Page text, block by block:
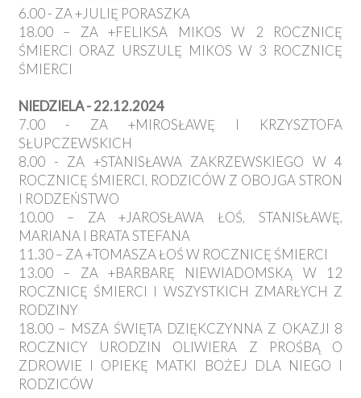
6.00 - ZA +JULIĘ PORASZKA
18.00 – ZA +FELIKSA MIKOS W 2 ROCZNICĘ
ŚMIERCI ORAZ URSZULĘ MIKOS W 3 ROCZNICĘ
ŚMIERCI
NIEDZIELA - 22.12.2024
7.00 - ZA +MIROSŁAWĘ I KRZYSZTOFA
SŁUPCZEWSKICH
8.00 - ZA +STANISŁAWA ZAKRZEWSKIEGO W 4
ROCZNICĘ ŚMIERCI, RODZICÓW Z OBOJGA STRON
I RODZEŃSTWO
10.00 – ZA +JAROSŁAWA ŁOŚ, STANISŁAWĘ,
MARIANA I BRATA STEFANA
11.30 – ZA +TOMASZA ŁOŚ W ROCZNICĘ ŚMIERCI
13.00 – ZA +BARBARĘ NIEWIADOMSKĄ W 12
ROCZNICĘ ŚMIERCI I WSZYSTKICH ZMARŁYCH Z
RODZINY
18.00 – MSZA ŚWIĘTA DZIĘKCZYNNA Z OKAZJI 8
ROCZNICY URODZIN OLIWIERA Z PROŚBĄ O
ZDROWIE I OPIEKĘ MATKI BOŻEJ DLA NIEGO I
RODZICÓW